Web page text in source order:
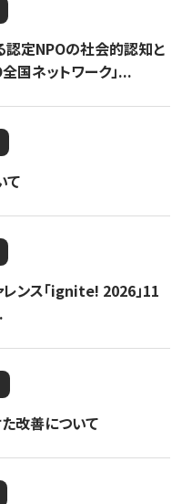
定NPOの社会的認知と
国ネットワーク」...
て
ンス「ignite! 2026」11
改善について